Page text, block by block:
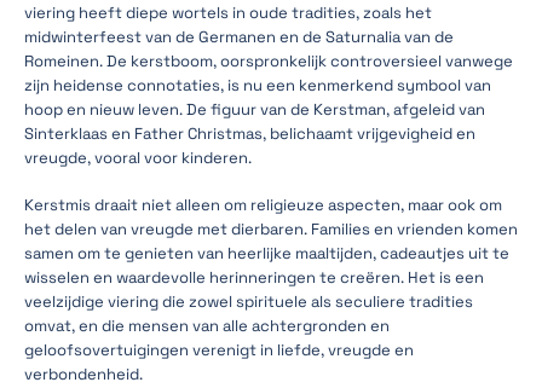
viering heeft diepe wortels in oude tradities, zoals het
midwinterfeest van de Germanen en de Saturnalia van de
Romeinen. De kerstboom, oorspronkelijk controversieel vanwege
zijn heidense connotaties, is nu een kenmerkend symbool van
hoop en nieuw leven. De figuur van de Kerstman, afgeleid van
Sinterklaas en Father Christmas, belichaamt vrijgevigheid en
vreugde, vooral voor kinderen.
Kerstmis draait niet alleen om religieuze aspecten, maar ook om
het delen van vreugde met dierbaren. Families en vrienden komen
samen om te genieten van heerlijke maaltijden, cadeautjes uit te
wisselen en waardevolle herinneringen te creëren. Het is een
veelzijdige viering die zowel spirituele als seculiere tradities
omvat, en die mensen van alle achtergronden en
geloofsovertuigingen verenigt in liefde, vreugde en
verbondenheid.